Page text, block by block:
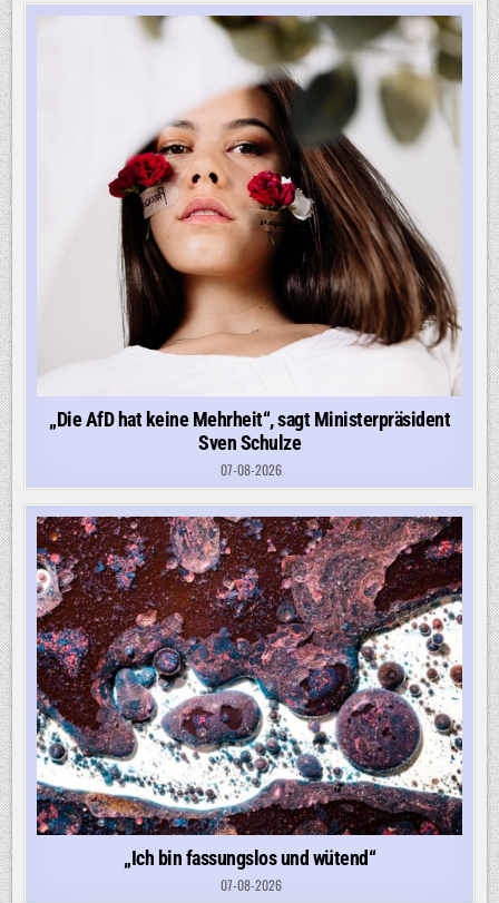
„Die AfD hat keine Mehrheit“, sagt Ministerpräsident
Sven Schulze
07-08-2026
„Ich bin fassungslos und wütend“
07-08-2026